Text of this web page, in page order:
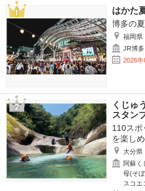
はかた
博多の
福岡県
JR博多
2026
くじゅ
スタン
110スポ
を楽し
大分県
阿蘇く
母(そ
スコエ